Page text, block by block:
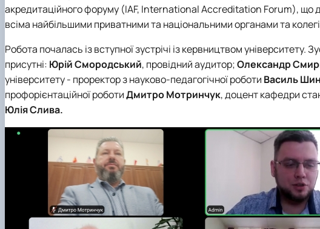
Faculty of
Prybrezhne
Rivne
Zalishchyky
акредитаційного форуму (IAF, International Accreditation Forum), що
всіма найбільшими приватними та національними органами та
Робота почалась із вступної зустрічі із кервництвом
присутні: ЮрійСмородський, провідний аудитор;Олександр
університету - проректор з науково-педагогічної роботи Василь
профорієнтаційної роботиДмитроМотринчук, доцент кафедри
ЮліяСлива.